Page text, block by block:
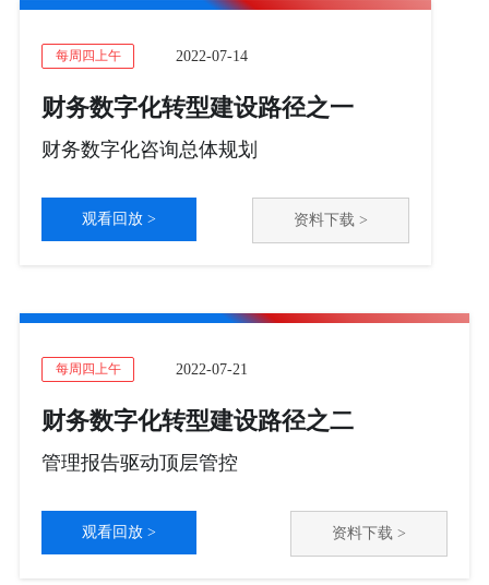
每周四上午 2022-07-14
财务数字化转型建设路径之一
财务数字化咨询总体规划
观看回放 > 资料下载 >
每周四上午 2022-07-21
财务数字化转型建设路径之二
管理报告驱动顶层管控
观看回放 > 资料下载 >